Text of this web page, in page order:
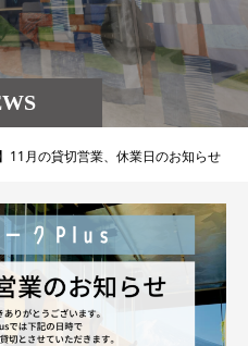
11月の貸切営業、休業日のお知らせ